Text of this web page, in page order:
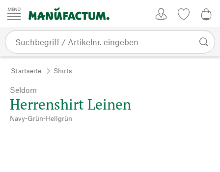
Zum Inhalt springen
Startseite Shirts
Seldom
Herrenshirt Leinen
Navy-Grün-Hellgrün